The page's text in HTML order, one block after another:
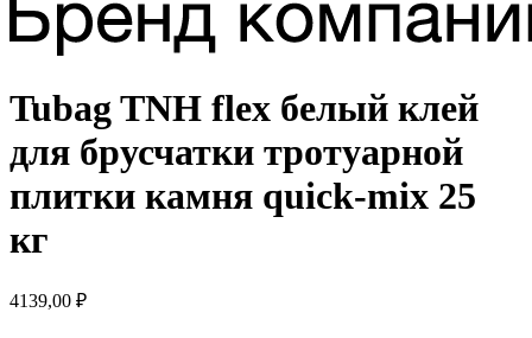
Tubag TNH flex белый клей
для брусчатки тротуарной
плитки камня quick-mix 25
кг
4139,00 ₽